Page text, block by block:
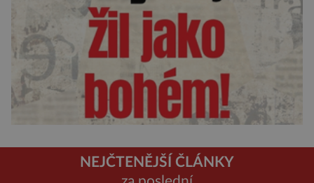
NEJČTENĚJŠÍ ČLÁNKY